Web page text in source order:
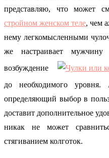
представляю, что может
стройном женском теле, чем
нему легкомысленными
же настраивает
возбуждение
до необходимого
определяющий выбор в
доставит дополнительное
никак не может
стягиванием колготок.